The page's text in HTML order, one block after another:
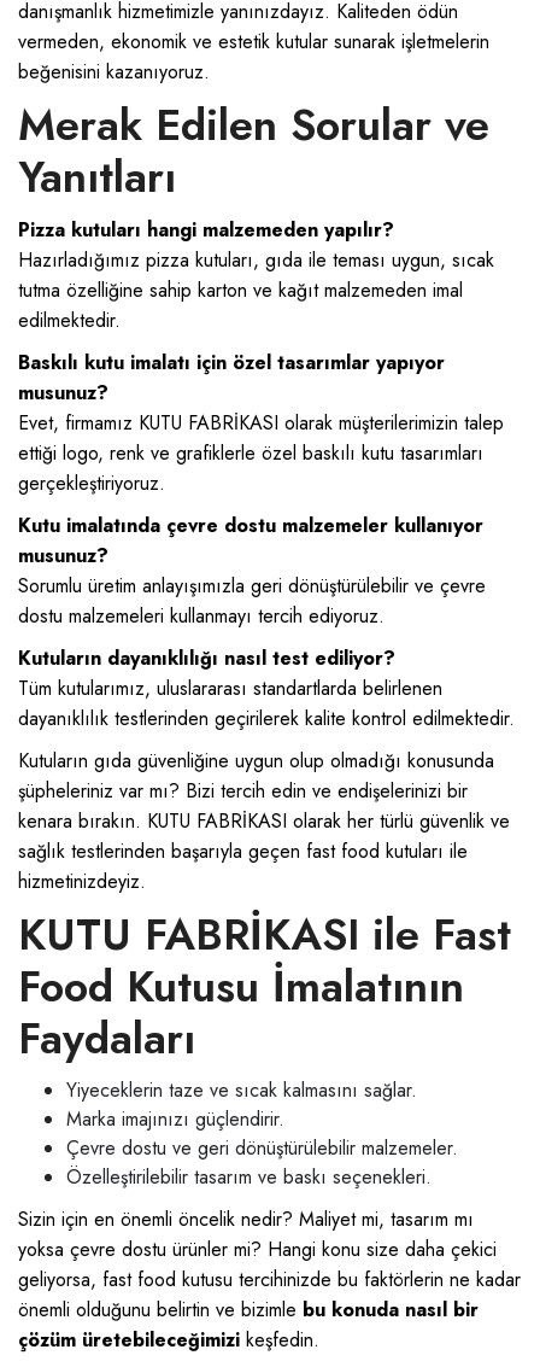
danışmanlık hizmetimizle yanınızdayız. Kaliteden ödün
vermeden, ekonomik ve estetik kutular sunarak işletmelerin
beğenisini kazanıyoruz.
Merak Edilen Sorular ve
Yanıtları
Pizza kutuları hangi malzemeden yapılır?
Hazırladığımız pizza kutuları, gıda ile teması uygun, sıcak
tutma özelliğine sahip karton ve kağıt malzemeden imal
edilmektedir.
Baskılı kutu imalatı için özel tasarımlar yapıyor
musunuz?
Evet, firmamız KUTU FABRİKASI olarak müşterilerimizin talep
ettiği logo, renk ve grafiklerle özel baskılı kutu tasarımları
gerçekleştiriyoruz.
Kutu imalatında çevre dostu malzemeler kullanıyor
musunuz?
Sorumlu üretim anlayışımızla geri dönüştürülebilir ve çevre
dostu malzemeleri kullanmayı tercih ediyoruz.
Kutuların dayanıklılığı nasıl test ediliyor?
Tüm kutularımız, uluslararası standartlarda belirlenen
dayanıklılık testlerinden geçirilerek kalite kontrol edilmektedir.
Kutuların gıda güvenliğine uygun olup olmadığı konusunda
şüpheleriniz var mı? Bizi tercih edin ve endişelerinizi bir
kenara bırakın. KUTU FABRİKASI olarak her türlü güvenlik ve
sağlık testlerinden başarıyla geçen fast food kutuları ile
hizmetinizdeyiz.
KUTU FABRİKASI ile Fast
Food Kutusu İmalatının
Faydaları
Yiyeceklerin taze ve sıcak kalmasını sağlar.
Marka imajınızı güçlendirir.
Çevre dostu ve geri dönüştürülebilir malzemeler.
Özelleştirilebilir tasarım ve baskı seçenekleri.
Sizin için en önemli öncelik nedir? Maliyet mi, tasarım mı
yoksa çevre dostu ürünler mi? Hangi konu size daha çekici
geliyorsa, fast food kutusu tercihinizde bu faktörlerin ne kadar
önemli olduğunu belirtin ve bizimle bu konuda nasıl bir
çözüm üretebileceğimizi keşfedin.